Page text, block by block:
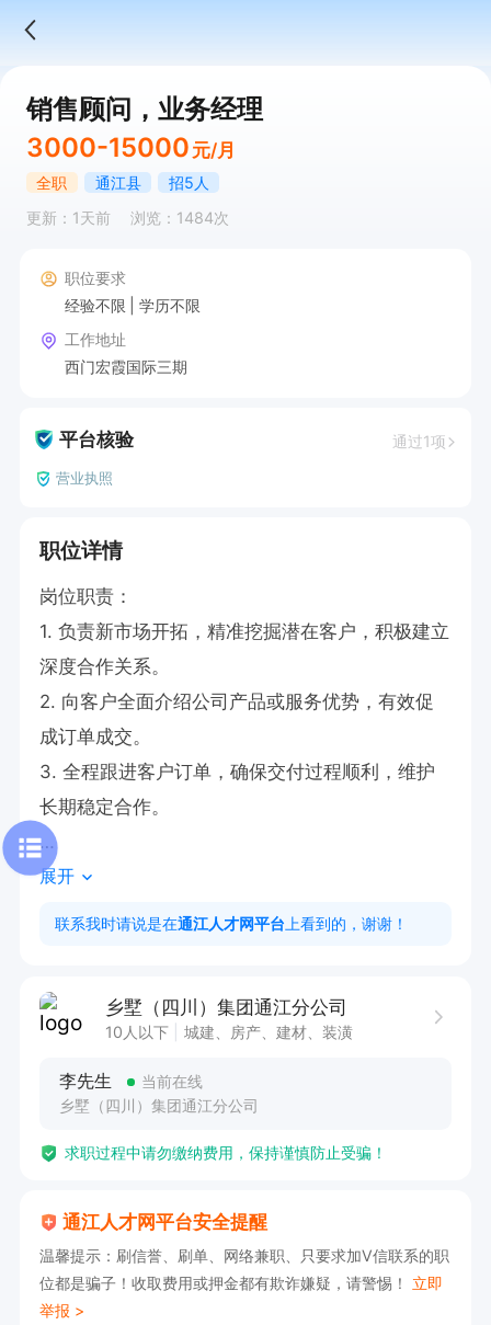
销售顾问，业务经理
3000-15000 元/月
全职 通江县
招5人
更新：1天前
浏览：1484次
职位要求
经验不限
学历不限
工作地址
西门宏霞国际三期
平台核验 通过1项
营业执照
职位详情
岗位职责：
1. 负责新市场开拓，精准挖掘潜在客户，积极建立
深度合作关系。
2. 向客户全面介绍公司产品或服务优势，有效促
成订单成交。
3. 全程跟进客户订单，确保交付过程顺利，维护
长期稳定合作。
任职要求：
1. 不限专业领域，欢迎多元化背景人才。
势。
本岗位诚招销售顾问、业务经理，期待有志于在销
煌业绩。在这里，您将拥有广阔的发展空间，与优
赢。我们提供富有竞争力的薪酬待遇与完善的职业
晋升体系，助您在销售领域脱颖而出，成就非凡事
业。
展开
联系我时请说是在通江人才网平台 上看到的，谢谢！
乡墅（四川）集团通江分公司
10人以下 城建、房产、建材、装潢
李先生
当前在线
乡墅（四川）集团通江分公司
求职过程中请勿缴纳费用，保持谨慎防止受骗！
通江人才网平台安全提醒
温馨提示：刷信誉、刷单、网络兼职、只要求加V信联系的职
位都是骗子！收取费用或押金都有欺诈嫌疑，请警惕！ 立即
举报 >